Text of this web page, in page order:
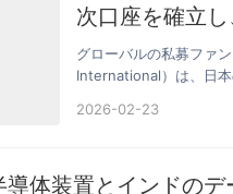
次口座を確立
グローバルの私募ファ
International）は、日
2026-02-23
導体装置とインドの